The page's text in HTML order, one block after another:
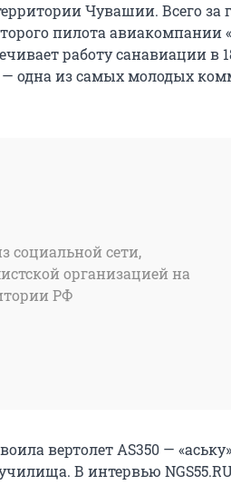
Чувашии. Всего за
пилота авиакомпании
работу санавиации в
одна из самых молодых
социальной сети,
организацией на
РФ
вертолет AS350 —
В интервью